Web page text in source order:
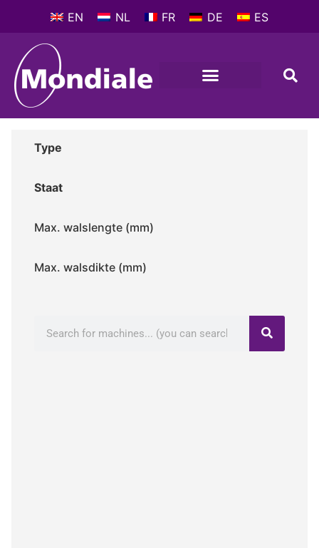
EN NL FR DE ES
Type
Staat
Max. walslengte (mm)
Max. walsdikte (mm)